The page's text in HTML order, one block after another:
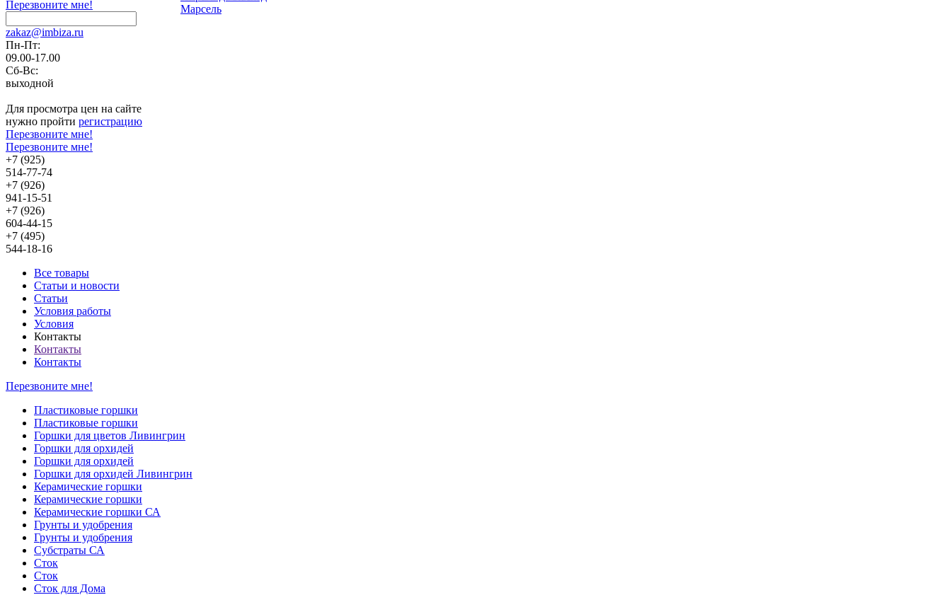
Перезвоните мне!
zakaz@imbiza.ru
Пн-Пт:
09.00-17.00
Сб-Вс:
выходной
Для просмотра цен на сайте
нужно пройти регистрацию
Перезвоните мне!
Перезвоните мне!
+7 (925)
514-77-74
+7 (926)
941-15-51
+7 (926)
604-44-15
+7 (495)
544-18-16
Все товары
Статьи и новости
Статьи
Условия работы
Условия
Контакты
Контакты
Контакты
Перезвоните мне!
Пластиковые горшки
Пластиковые горшки
Горшки для цветов Ливингрин
Горшки для орхидей
Горшки для орхидей
Горшки для орхидей Ливингрин
Керамические горшки
Керамические горшки
Керамические горшки СА
Грунты и удобрения
Грунты и удобрения
Субстраты СА
Сток
Сток
Сток для Дома
Марсель